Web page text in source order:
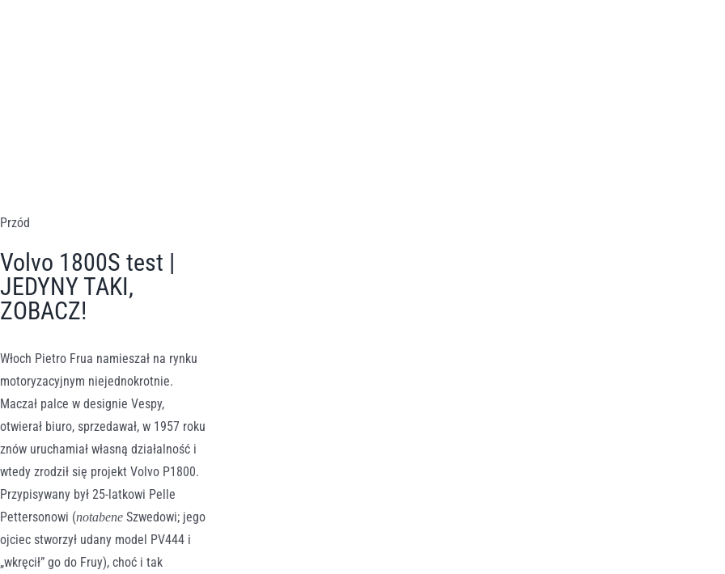
Przód
Volvo 1800S test |
JEDYNY TAKI,
ZOBACZ!
Włoch Pietro Frua namieszał na rynku
motoryzacyjnym niejednokrotnie.
Maczał palce w designie Vespy,
otwierał biuro, sprzedawał, w 1957 roku
znów uruchamiał własną działalność i
wtedy zrodził się projekt Volvo P1800.
Przypisywany był 25-latkowi Pelle
Pettersonowi (notabeneSzwedowi; jego
ojciec stworzył udany model PV444 i
„wkręcił” go do Fruy), choć i tak